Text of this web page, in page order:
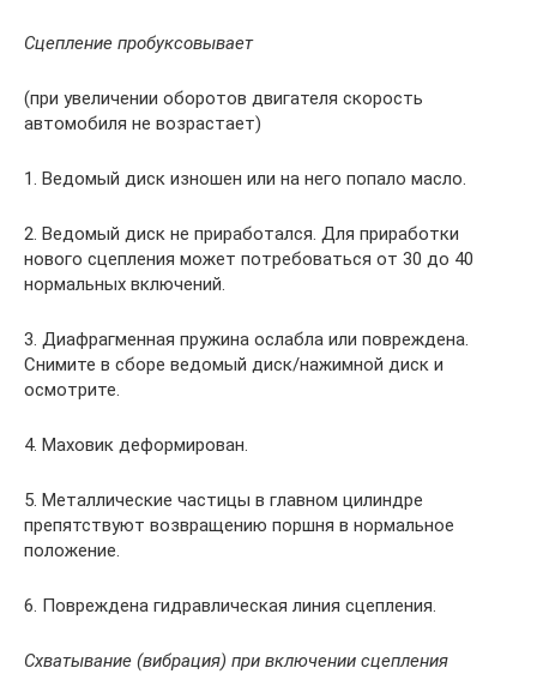
Сцепление пробуксовывает
(при увеличении оборотов двигателя скорость
автомобиля не возрастает)
1. Ведомый диск изношен или на него попало масло.
2. Ведомый диск не приработался. Для приработки
нового сцепления может потребоваться от 30 до 40
нормальных включений.
3. Диафрагменная пружина ослабла или повреждена.
Снимите в сборе ведомый диск/нажимной диск и
осмотрите.
4. Маховик деформирован.
5. Металлические частицы в главном цилиндре
препятствуют возвращению поршня в нормальное
положение.
6. Повреждена гидравлическая линия сцепления.
Схватывание (вибрация) при включении сцепления